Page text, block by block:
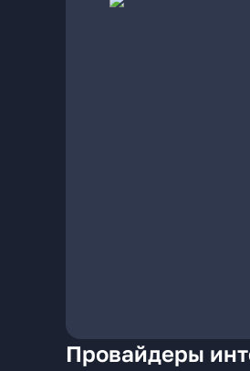
Провайдеры